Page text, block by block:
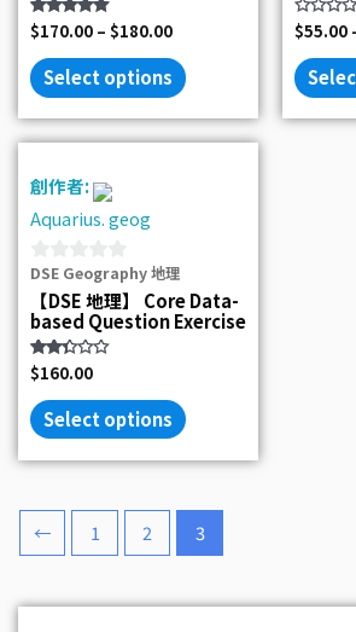
5
Rated
5.00
out of 5
$170.00– $180.00
Select options
5
Rated
0
out
of
5
$55.00
創作者:
Aquarius. geog
0
out
of
5
DSE Geography 地理
【DSE 地理】 Core Data-
based Question Exercise
Rated
2.33
out
of 5
$160.00
Select options
← 1 2 3